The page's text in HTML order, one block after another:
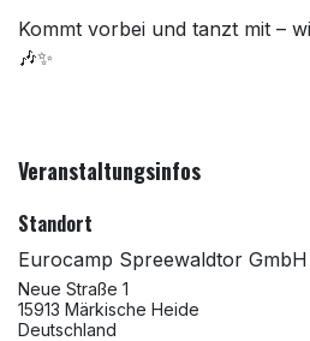
Kommt vorbei und tanzt mit –
🎶✨
Veranstaltungsinfos
Standort
Eurocamp Spreewaldtor GmbH
Neue Straße 1
15913 Märkische Heide
Deutschland